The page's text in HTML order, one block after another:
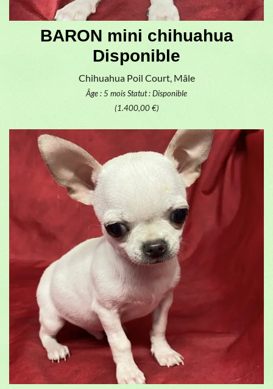
BARON mini chihuahua
Disponible
Chihuahua Poil Court, Mâle
Âge : 5 moisStatut : Disponible
(1.400,00 €)